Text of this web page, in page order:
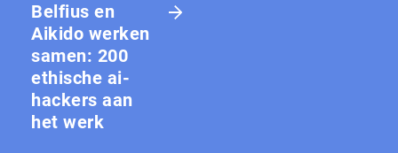
Belfius en
Aikido werken
samen: 200
ethische ai-
hackers aan
het werk